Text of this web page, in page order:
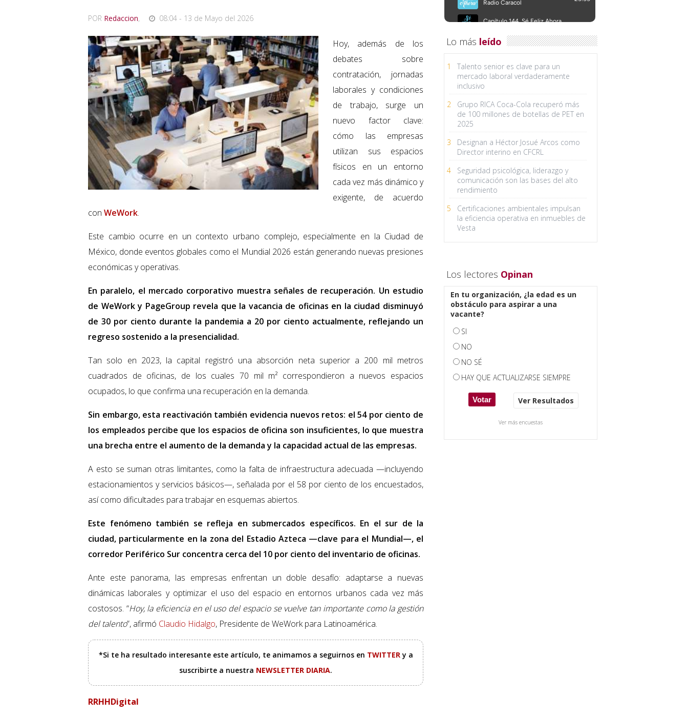
POR Redaccion, 08:04 - 13 de Mayo del 2026
Hoy, además de los
debates sobre
contratación, jornadas
laborales y condiciones
de trabajo, surge un
nuevo factor clave:
cómo las empresas
utilizan sus espacios
físicos en un entorno
cada vez más dinámico y
exigente, de acuerdo
con WeWork.
Este cambio ocurre en un contexto urbano complejo, especialmente en la Ciudad de
México, donde eventos globales como el Mundial 2026 están generando nuevas presiones
económicas y operativas.
En paralelo, el mercado corporativo muestra señales de recuperación. Un estudio
de WeWork y PageGroup revela que la vacancia de oficinas en la ciudad disminuyó
de 30 por ciento durante la pandemia a 20 por ciento actualmente, reflejando un
regreso sostenido a la presencialidad.
Tan solo en 2023, la capital registró una absorción neta superior a 200 mil metros
cuadrados de oficinas, de los cuales 70 mil m² correspondieron a nuevos espacios
ocupados, lo que confirma una recuperación en la demanda.
Sin embargo, esta reactivación también evidencia nuevos retos: el 54 por ciento de
los empleados percibe que los espacios de oficina son insuficientes, lo que muestra
una brecha entre el aumento de la demanda y la capacidad actual de las empresas.
A esto se suman otras limitantes, como la falta de infraestructura adecuada —incluyendo
estacionamientos y servicios básicos—, señalada por el 58 por ciento de los encuestados,
así como dificultades para trabajar en esquemas abiertos.
Este fenómeno también se refleja en submercados específicos. En el sur de la
ciudad, particularmente en la zona del Estadio Azteca —clave para el Mundial—, el
corredor Periférico Sur concentra cerca del 10 por ciento del inventario de oficinas.
Ante este panorama, las empresas enfrentan un doble desafío: adaptarse a nuevas
dinámicas laborales y optimizar el uso del espacio en entornos urbanos cada vez más
costosos. “Hoy, la eficiencia en el uso del espacio se vuelve tan importante como la gestión
del talento”, afirmó Claudio Hidalgo, Presidente de WeWork para Latinoamérica.
*Si te ha resultado interesante este artículo, te animamos a seguirnos en TWITTERy a
suscribirte a nuestra NEWSLETTER DIARIA.
RRHHDigital
Lo más leído
1
Talento senior es clave para un
mercado laboral verdaderamente
inclusivo
2
Grupo RICA Coca-Cola recuperó más
de 100 millones de botellas de PET en
2025
3
Designan a Héctor Josué Arcos como
Director interino en CFCRL
4
Seguridad psicológica, liderazgo y
comunicación son las bases del alto
rendimiento
5
Certificaciones ambientales impulsan
la eficiencia operativa en inmuebles de
Vesta
Los lectores Opinan
En tu organización, ¿la edad es un
obstáculo para aspirar a una
vacante?
SI
NO
NO SÉ
HAY QUE ACTUALIZARSE SIEMPRE
Ver Resultados
Ver más encuestas